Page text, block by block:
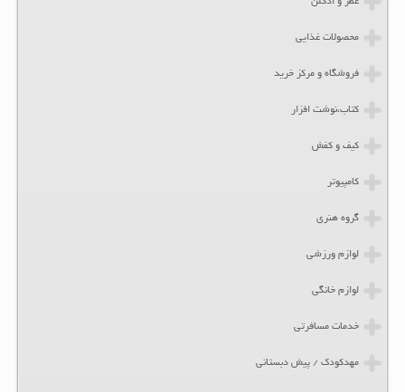
محصولات غذایی
فروشگاه و مرکز خرید
کتاب،نوشت افزار
کیف و کفش
کامپیوتر
گروه هنری
لوازم ورزشی
لوازم خانگی
خدمات مسافرتی
مهدکودک / پیش دبستانی